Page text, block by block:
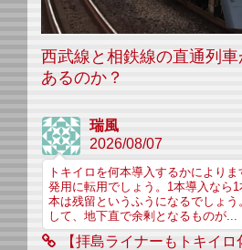
西武線と相鉄線の直通列
あるのか？
瑞風
2026/08/07
トキイロを何本導入するかにより
発用に転用でしょう。1本導入なら
本は残留というふうになるでしょう
して、地下直で余剰となるものが...
【拝島ライナーもトキイ